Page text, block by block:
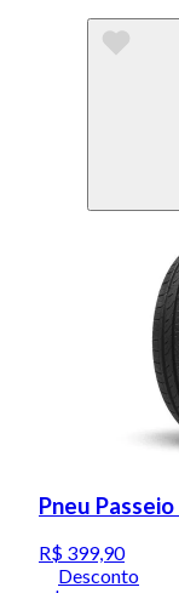
Pneu
R$ 399,90
Desconto